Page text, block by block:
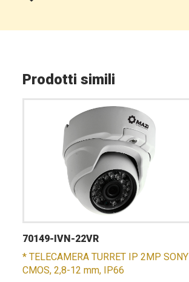
Prodotti simili
70149-IVN-22VR
* TELECAMERA TURRET IP 2MP SONY
CMOS, 2,8-12 mm, IP66